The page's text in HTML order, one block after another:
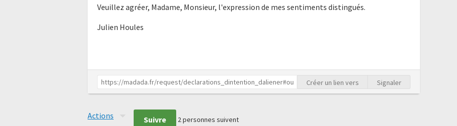
Veuillez agréer, Madame, Monsieur, l'expression de mes sentiments distingués.
Julien Houles
Créer un lien vers Signaler
Actions Suivre 2personnes suivent